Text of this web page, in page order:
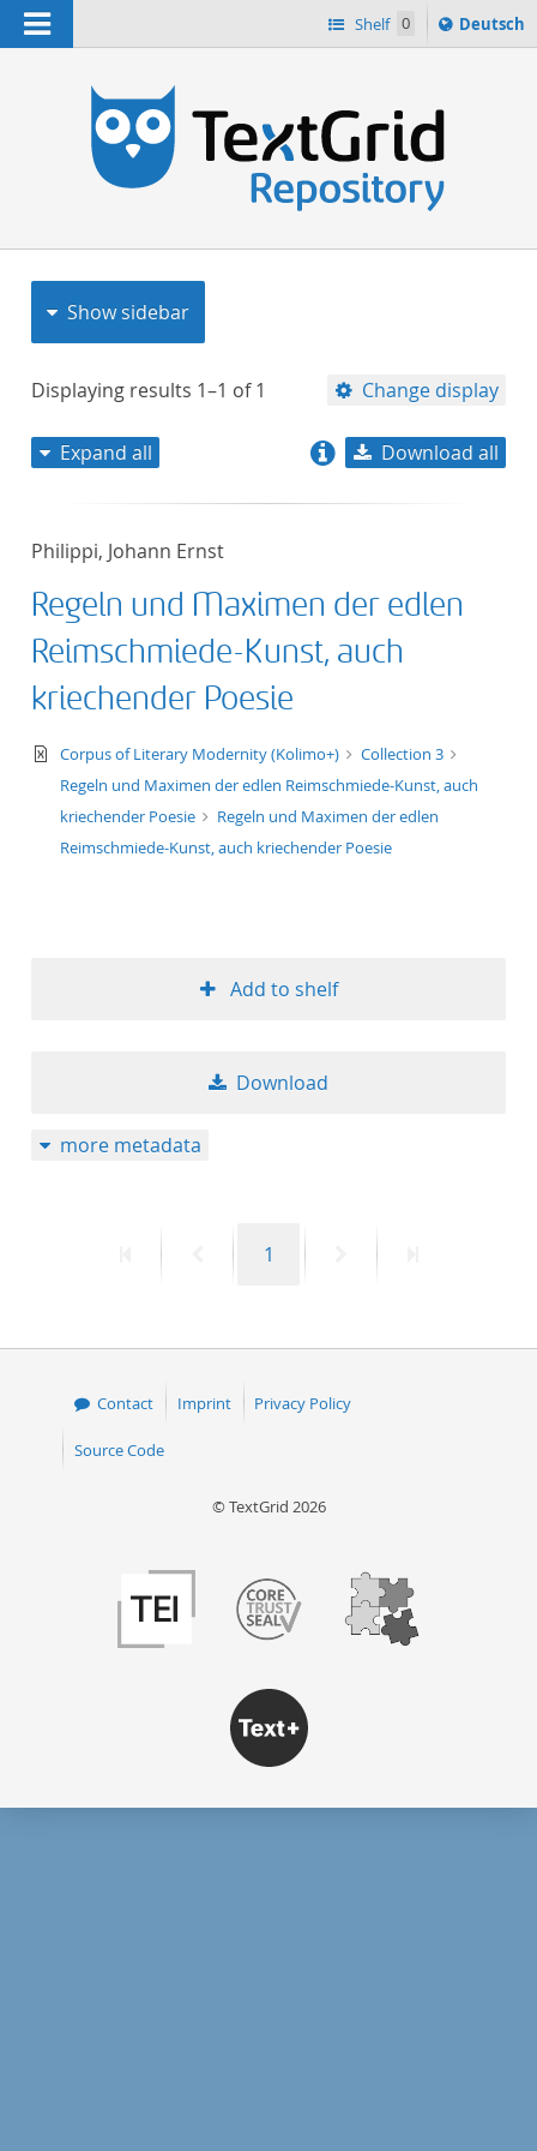
Navigation Shelf 0
Sprache
ï¿½ndern
Deutsch
Show sidebar
Displaying results 1–1 of1 Change display
title descending
format
publication date
Expand all Download all
Philippi, Johann Ernst
Regeln und Maximen der edlen
Reimschmiede-Kunst, auch
kriechender Poesie
text/xml
Corpus of Literary Modernity (Kolimo+)
Collection 3
Regeln und Maximen der edlen Reimschmiede-Kunst, auch
kriechender Poesie
Regeln und Maximen der edlen
Reimschmiede-Kunst, auch kriechender Poesie
Add to shelf
Download
more metadata
PreviousPage
1
Contact Imprint Privacy Policy
Source Code
© TextGrid 2026